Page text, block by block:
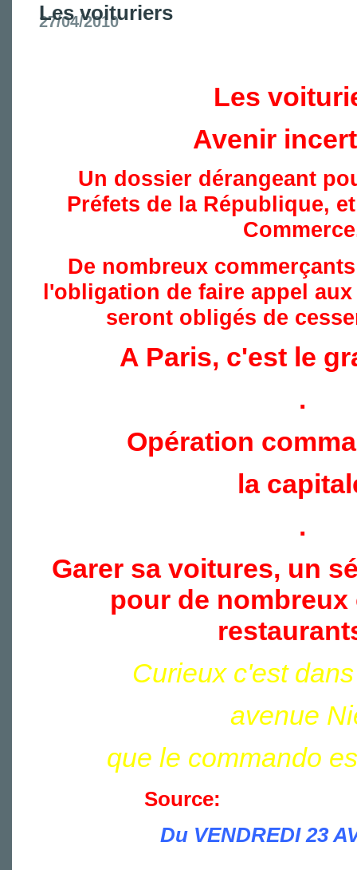
27/04/2010
Les voituriers
Les
Avenir
Un dossier dérangeant
Préfets de la République,
De nombreux
l'obligation de faire appel
seront obligés de
A Paris, c'est le
.
Opération
la
.
Garer sa voitures, un
pour de
Curieux c'est
avenue
que le commando
Source:
Du VENDREDI 23